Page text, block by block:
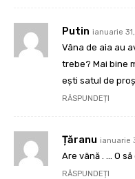
Putin ianuarie
Vâna de aia au
trebe? Mai bine
ești satul de
RĂSPUNDEȚI
Țăranu ianuarie
Are vână . … O să
RĂSPUNDEȚI